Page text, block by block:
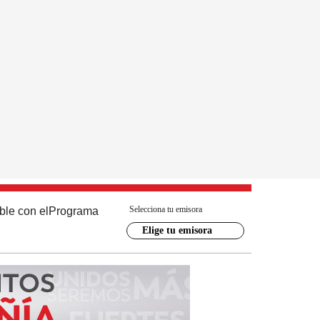
con el Programa Selecciona tu emisora
Elige tu emisora